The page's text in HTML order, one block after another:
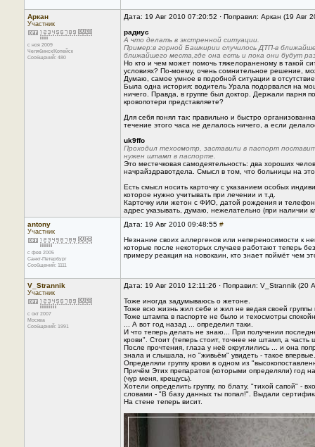
Аркан
Участник
с ноя 2009
Челябинск/Копейск
Сообщений: 480
Дата: 19 Авг 2010 07:20:52 · Поправил: Аркан (19 Авг
радиус
А что делать в экстренной ситуации.
Пример:в горной Башкирии случилось ДТП-в
ближайшего места,где она есть и пока они будут
Но кто и чем может помочь тяжелораненому в такой
условиях? По-моему, очень сомнительное решение,
Думаю, самое умное в подобной ситуации в
Была одна история: водитель Урала подорвался на
ничего. Правда, в группе был доктор. Держали парня
кровопотери представляете?
Для себя понял так: правильно и быстро
течение этого часа не делалось ничего, а если
uk9ffo
Проходил техосмотр, заставили в паспорт
нужен штамп в паспорте.
Это местечковая самодеятельность: два хороших
начрайздравотдела. Смысл в том, что больницы на
Есть смысл носить карточку с указанием особых
которое нужно учитывать при лечении и т.д.
Карточку или жетон с ФИО, датой рождения и
адрес указывать, думаю, нежелательно (при наличии
antony
Участник
с фев 2005
Санкт-Петербург
Сообщений: 1111
Дата: 19 Авг 2010 09:48:55 #
Незнание своих аллергенов или непереносимости к
которые после некоторых случаев работают теперь
примеру реакция на новокаин, кто знает поймёт чем
V_Strannik
Участник
с окт 2007
Москва
Сообщений: 1991
Дата: 19 Авг 2010 12:11:26 · Поправил: V_Strannik (20
Тоже иногда задумываюсь о жетоне.
Тоже всю жизнь жил себе и жил не ведая своей группы
Тоже штампа в паспорте не было и техосмотры
... А вот год назад ... определил таки.
И что теперь делать не знаю... При получении
крови". Стоит (теперь стоит, точнее не штамп, а
После прочтения, глаза у неё округлились ... и она
знала и слышала, но "живьём" увидеть - такое впервые.
Определяли группу крови в одном из
Причём Этих препаратов (которыми определяли) год
(чур меня, крещусь).
Хотели определить группу, по блату, "тихой сапой" -
словами - "В базу данных ты попал!". Выдали
На стене теперь висит.